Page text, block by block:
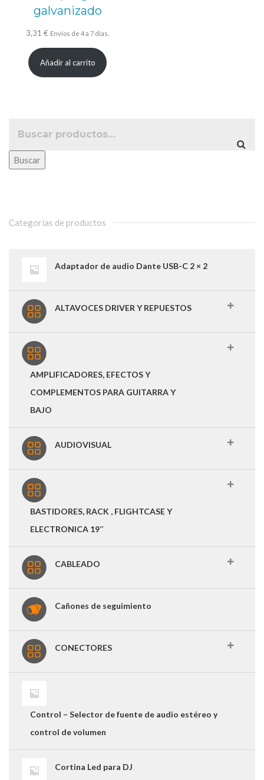
galvanizado
3,31 € Envíos de 4 a 7 días.
Añadir al carrito
Buscar
Categorías de productos
Adaptador de audio Dante USB-C 2 × 2
ALTAVOCES DRIVER Y REPUESTOS
AMPLIFICADORES, EFECTOS Y
COMPLEMENTOS PARA GUITARRA Y
BAJO
AUDIOVISUAL
BASTIDORES, RACK , FLIGHTCASE Y
ELECTRONICA 19″
CABLEADO
Cañones de seguimiento
CONECTORES
Control – Selector de fuente de audio estéreo y
control de volumen
Cortina Led para DJ